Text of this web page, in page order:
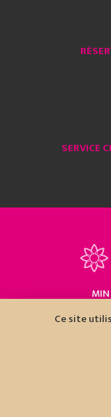
SERVICE
Ce site